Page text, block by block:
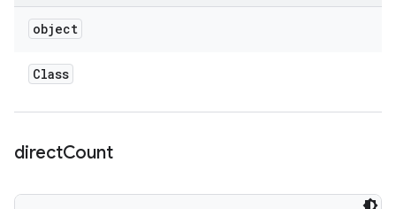
object
Class
directCount